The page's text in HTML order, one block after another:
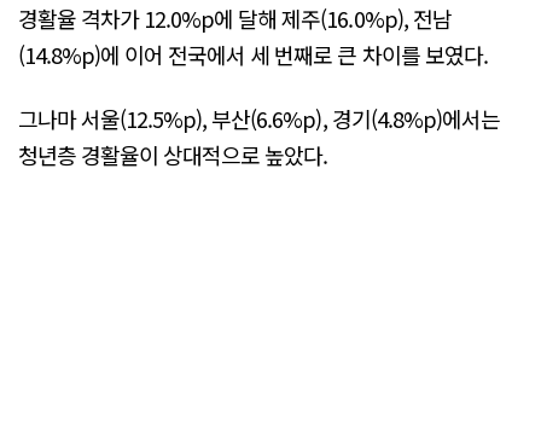
경활율 격차가 12.0%p에 달해 제주(16.0%p), 전남
(14.8%p)에 이어 전국에서 세 번째로 큰 차이를 보였다.
그나마 서울(12.5%p), 부산(6.6%p), 경기(4.8%p)에서는
청년층 경활율이 상대적으로 높았다.